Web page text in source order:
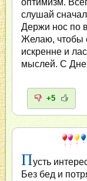
оптимизм.
слушай
Держи нос по
Желаю, чтобы
искренне и
мыслей. С
+5
Пусть
Без бед и